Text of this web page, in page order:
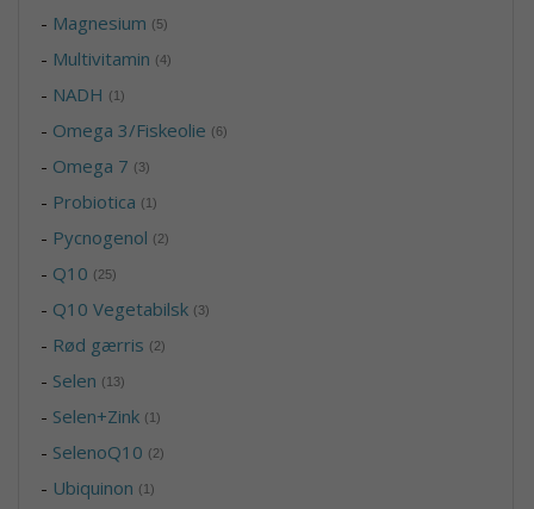
- Magnesium (5)
- Multivitamin (4)
- NADH (1)
- Omega 3/Fiskeolie (6)
- Omega 7 (3)
- Probiotica (1)
- Pycnogenol (2)
- Q10 (25)
- Q10 Vegetabilsk (3)
- Rød gærris (2)
- Selen (13)
- Selen+Zink (1)
- SelenoQ10 (2)
- Ubiquinon (1)